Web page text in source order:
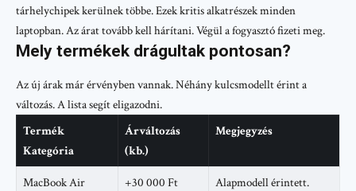
tárhelychipek kerülnek többe. Ezek kritis alkatrészek minden
laptopban. Az árat tovább kell hárítani. Végül a fogyasztó fizeti meg.
Mely termékek drágultak pontosan?
Az új árak már érvényben vannak. Néhány kulcsmodellt érint a
változás. A lista segít eligazodni.
Termék
Kategória
Árváltozás
(kb.)
Megjegyzés
MacBook Air +30 000 Ft Alapmodell érintett.